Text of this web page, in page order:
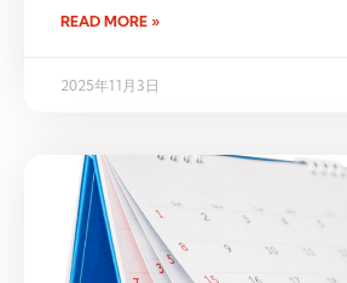
READ MORE »
2025年11月3日